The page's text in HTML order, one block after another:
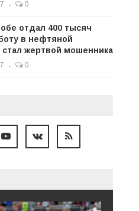
0
отдал 400 тысяч
в нефтяной
стал жертвой мошенника
0